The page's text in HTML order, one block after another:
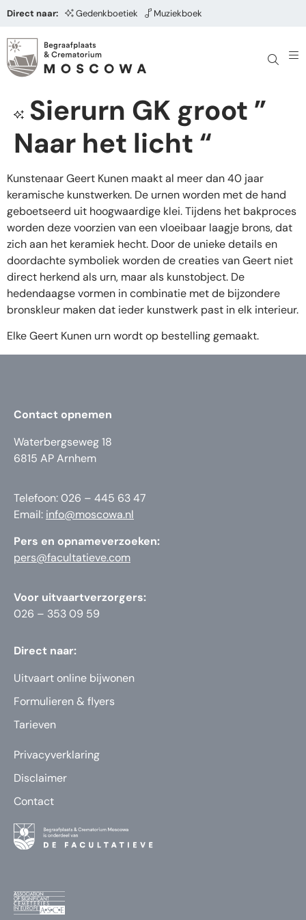
Direct naar: Gedenkboetiek Muziekboek
Sierurn GK groot ”
Naar het licht “
Kunstenaar Geert Kunen maakt al meer dan 40 jaar
keramische kunstwerken. De urnen worden met de hand
geboetseerd uit hoogwaardige klei. Tijdens het bakproces
worden deze voorzien van een vloeibaar laagje brons, dat
zich aan het keramiek hecht. Door de unieke details en
doordachte symboliek worden de creaties van Geert niet
direct herkend als urn, maar als kunstobject. De
hedendaagse vormen in combinatie met de bijzondere
bronskleur maken dat ieder kunstwerk past in elk interieur.
Elke Geert Kunen urn wordt op bestelling gemaakt.
Contact opnemen
Waterbergseweg 18
6815 AP Arnhem
Telefoon: 026 – 445 63 47
Email: info@moscowa.nl
Pers en opnameverzoeken:
pers@facultatieve.com
Voor uitvaartverzorgers:
026 – 353 09 59
Direct naar:
Uitvaart online bijwonen
Formulieren & flyers
Tarieven
Privacyverklaring
Disclaimer
Contact